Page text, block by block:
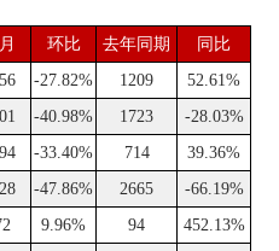
环比 去年同期
同比
-27.82% 1209
52.61%
-40.98% 1723
-28.03%
-33.40% 714
39.36%
-47.86% 2665
-66.19%
9.96% 94
452.13%